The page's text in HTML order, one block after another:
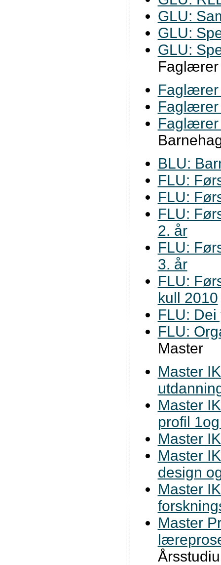
GLU:
GLU:
GLU:
Faglærer
Faglærer
Faglærer
Faglærer
BLU:
FLU:
FLU:
FLU:
2. år
FLU:
3. år
FLU:
kull 2010
FLU:
FLU:
Master
Master
Master
profil
Master
Master
design
Master
Master